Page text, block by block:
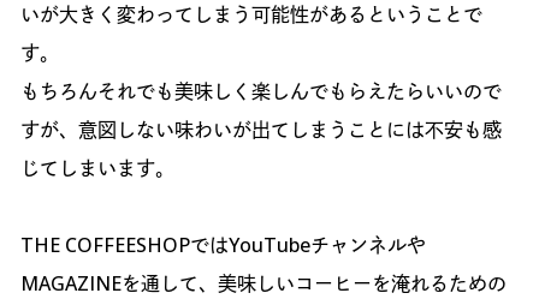
いが大きく変わってしまう可能性があるということで
す。
もちろんそれでも美味しく楽しんでもらえたらいいので
すが、意図しない味わいが出てしまうことには不安も感
じてしまいます。
THE COFFEESHOPではYouTubeチャンネルや
MAGAZINEを通して、美味しいコーヒーを淹れるための